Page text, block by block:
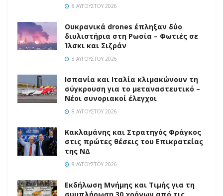
8 ΑΥΓΟΎΣΤΟΥ 2026
Ουκρανικά drones έπληξαν δύο
διυλιστήρια στη Ρωσία – Φωτιές σε
Ίλσκι και Σιζράν
8 ΑΥΓΟΎΣΤΟΥ 2026
Ισπανία και Ιταλία κλιμακώνουν τη
σύγκρουση για το μεταναστευτικό –
Νέοι συνοριακοί έλεγχοι
8 ΑΥΓΟΎΣΤΟΥ 2026
Κακλαμάνης και Στρατηγός Φράγκος
στις πρώτες θέσεις του Επικρατείας
της ΝΔ
8 ΑΥΓΟΎΣΤΟΥ 2026
Εκδήλωση Μνήμης και Τιμής για τη